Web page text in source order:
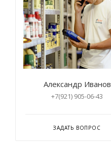
Александр Иванов
+7(921) 905-06-43
ЗАДАТЬ ВОПРОС